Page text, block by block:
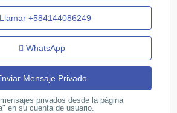
Llamar +584144086249
WhatsApp
privados desde la página
en su cuenta de usuario.